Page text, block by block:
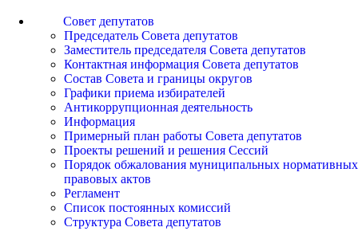
Совет депутатов
Председатель Совета депутатов
Заместитель председателя Совета депутатов
Контактная информация Совета депутатов
Состав Совета и границы округов
Графики приема избирателей
Антикоррупционная деятельность
Информация
Примерный план работы Совета депутатов
Проекты решений и решения Сессий
Порядок обжалования муниципальных нормативных
правовых актов
Регламент
Список постоянных комиссий
Структура Совета депутатов